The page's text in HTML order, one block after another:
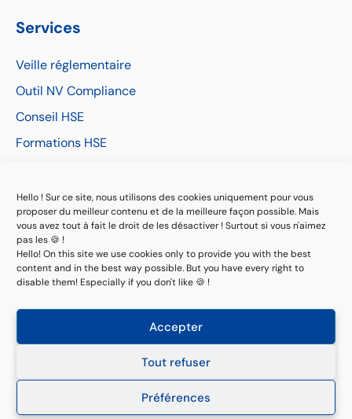
Hello ! Sur ce site, nous utilisons des cookies uniquement pour vous
proposer du meilleur contenu et de la meilleure façon possible. Mais
vous avez tout à fait le droit de les désactiver ! Surtout si vous n'aimez
pas les 🍪 !
Hello! On this site we use cookies only to provide you with the best
content and in the best way possible. But you have every right to
disable them! Especially if you don't like 🍪 !
Accepter
Tout refuser
Préférences
Services
Veille réglementaire
Outil NV Compliance
Conseil HSE
Formations HSE
Inscrivez-vous à notre newsletter
Restez au courant des nouveautés réglementaires
S'abonner